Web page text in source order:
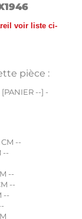
voir liste ci-
pièce :
--] -
--
--
--
--
--